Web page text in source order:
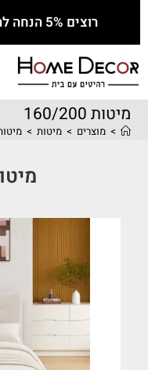
רוצים 5% הנחה לרכישה הראשונה? לחצו כאן!
מיטות 160/200
> מוצרים > מיטות >
מיטות